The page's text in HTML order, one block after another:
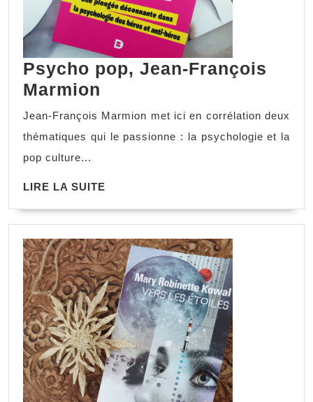
Psycho pop, Jean-François
Marmion
Jean-François Marmion met ici en corrélation deux
thématiques qui le passionne : la psychologie et la
pop culture...
LIRE LA SUITE